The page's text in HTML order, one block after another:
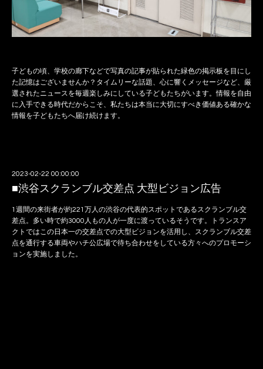
子どもの頃、学校の廊下などで写真の記事が貼られた緑色の掲示板を目にし
た記憶はございませんか？タイムリーな話題、心に響くメッセージなど、厳
選されたニュースを毎週楽しみにしている子どもたちがいます。情報を自由
に入手できる時代だからこそ、私たちは本当に大切にすべき価値ある確かな
情報を子どもたちへ届け続けます。
2023-02-22 00:00:00
■渋谷スクランブル交差点 大型ビジョン広告
1週間の来街者が約221万人の渋谷の代表的スポットであるスクランブル交
差点。多い時で約3000人もの人が一度に渡っているそうです。トランスア
クトではこの日本一の交差点での大型ビジョンを活用し、スクランブル交差
点を通行する車両やハチ公広場で待ち合わせをしている方々へのプロモーシ
ョンを実施しました。